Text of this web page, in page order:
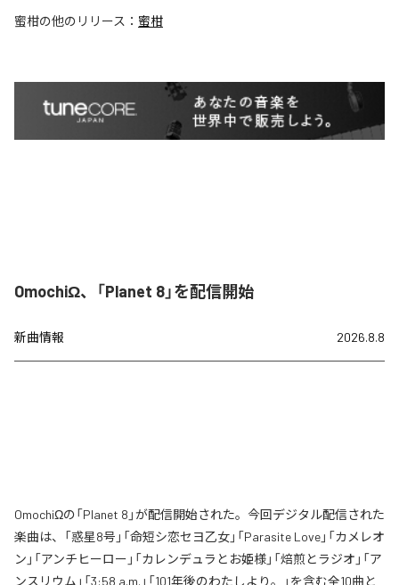
蜜柑の他のリリース： 蜜柑
OmochiΩ、「Planet 8」を配信開始
新曲情報 2026.8.8
OmochiΩの「Planet 8」が配信開始された。今回デジタル配信された
楽曲は、「惑星8号」「命短シ恋セヨ乙女」「Parasite Love」「カメレオ
ン」「アンチヒーロー」「カレンデュラとお姫様」「焙煎とラジオ」「ア
ンスリウム」「3:58 a.m.」「101年後のわたしより。」を含む全10曲と